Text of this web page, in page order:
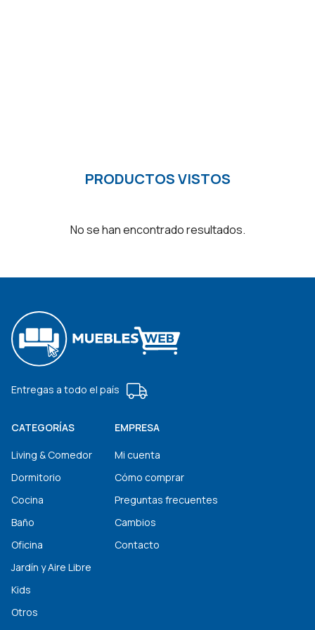
PRODUCTOS VISTOS
No se han encontrado resultados.
Entregas a todo el país
CATEGORÍAS
Living & Comedor
Dormitorio
Cocina
Baño
Oficina
Jardín y Aire Libre
Kids
Otros
EMPRESA
Mi cuenta
Cómo comprar
Preguntas frecuentes
Cambios
Contacto